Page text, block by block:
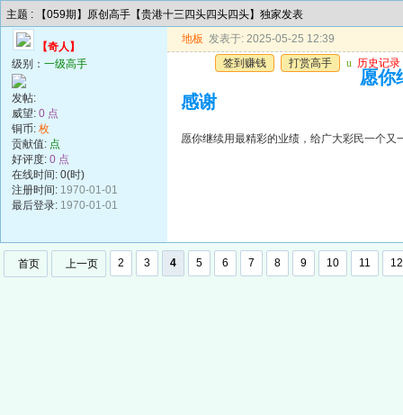
主题 : 【059期】原创高手【贵港十三四头四头四头】独家发表
【奇人】
级别： 一级高手
发帖:
威望: 0 点
铜币: 枚
贡献值: 点
好评度: 0 点
在线时间: 0(时)
注册时间: 1970-01-01
最后登录: 1970-01-01
地板 发表于: 2025-05-25 12:39
签到赚钱
打赏高手 u 历史记录
愿你
感谢
愿你继续用最精彩的业绩，给广大彩民一个又
首页 上一页 2 3 4 5 6 7 8 9 10 11 12